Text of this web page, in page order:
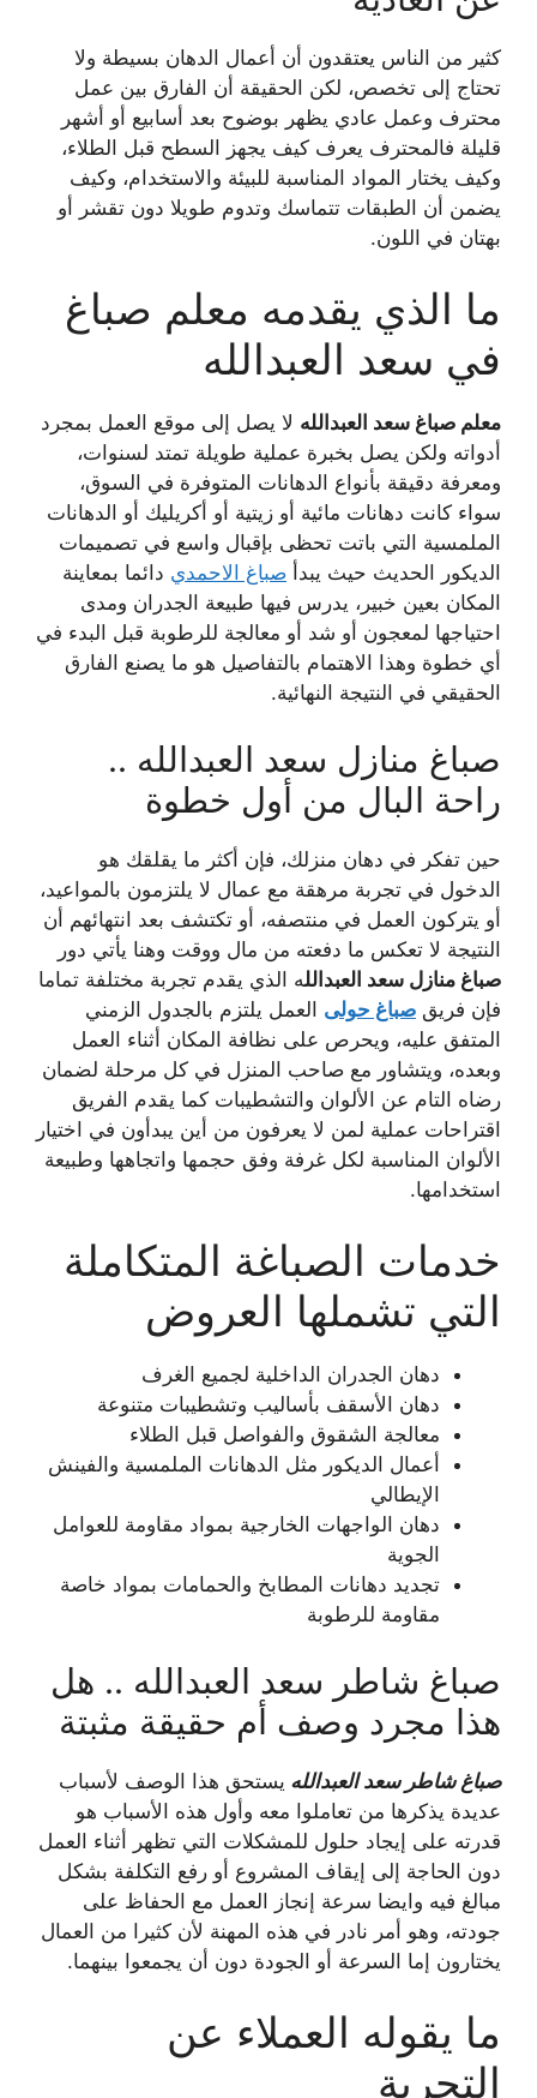
كثير من الناس يعتقدون أن أعمال الدهان بسيطة ولا
تحتاج إلى تخصص، لكن الحقيقة أن الفارق بين عمل
محترف وعمل عادي يظهر بوضوح بعد أسابيع أو أشهر
قليلة فالمحترف يعرف كيف يجهز السطح قبل الطلاء،
وكيف يختار المواد المناسبة للبيئة والاستخدام، وكيف
يضمن أن الطبقات تتماسك وتدوم طويلا دون تقشر أو
بهتان في اللون.
ما الذي يقدمه معلم صباغ
في سعد العبدالله
معلم صباغ سعد العبدالله لا يصل إلى موقع العمل بمجرد
أدواته ولكن يصل بخبرة عملية طويلة تمتد لسنوات،
ومعرفة دقيقة بأنواع الدهانات المتوفرة في السوق،
سواء كانت دهانات مائية أو زيتية أو أكريليك أو الدهانات
الملمسية التي باتت تحظى بإقبال واسع في تصميمات
الديكور الحديث حيث يبدأ صباغ الاحمدي دائما بمعاينة
المكان بعين خبير، يدرس فيها طبيعة الجدران ومدى
احتياجها لمعجون أو شد أو معالجة للرطوبة قبل البدء في
أي خطوة وهذا الاهتمام بالتفاصيل هو ما يصنع الفارق
الحقيقي في النتيجة النهائية.
صباغ منازل سعد العبدالله ..
راحة البال من أول خطوة
حين تفكر في دهان منزلك، فإن أكثر ما يقلقك هو
الدخول في تجربة مرهقة مع عمال لا يلتزمون بالمواعيد،
أو يتركون العمل في منتصفه، أو تكتشف بعد انتهائهم أن
النتيجة لا تعكس ما دفعته من مال ووقت وهنا يأتي دور
صباغ منازل سعد العبدالله الذي يقدم تجربة مختلفة تماما
فإن فريق صباغ حولى العمل يلتزم بالجدول الزمني
المتفق عليه، ويحرص على نظافة المكان أثناء العمل
وبعده، ويتشاور مع صاحب المنزل في كل مرحلة لضمان
رضاه التام عن الألوان والتشطيبات كما يقدم الفريق
اقتراحات عملية لمن لا يعرفون من أين يبدأون في اختيار
الألوان المناسبة لكل غرفة وفق حجمها واتجاهها وطبيعة
استخدامها.
خدمات الصباغة المتكاملة
التي تشملها العروض
دهان الجدران الداخلية لجميع الغرف
دهان الأسقف بأساليب وتشطيبات متنوعة
معالجة الشقوق والفواصل قبل الطلاء
أعمال الديكور مثل الدهانات الملمسية والفينش
الإيطالي
دهان الواجهات الخارجية بمواد مقاومة للعوامل
الجوية
تجديد دهانات المطابخ والحمامات بمواد خاصة
مقاومة للرطوبة
صباغ شاطر سعد العبدالله .. هل
هذا مجرد وصف أم حقيقة مثبتة
صباغ شاطر سعد العبدالله يستحق هذا الوصف لأسباب
عديدة يذكرها من تعاملوا معه وأول هذه الأسباب هو
قدرته على إيجاد حلول للمشكلات التي تظهر أثناء العمل
دون الحاجة إلى إيقاف المشروع أو رفع التكلفة بشكل
مبالغ فيه وايضا سرعة إنجاز العمل مع الحفاظ على
جودته، وهو أمر نادر في هذه المهنة لأن كثيرا من العمال
يختارون إما السرعة أو الجودة دون أن يجمعوا بينهما.
ما يقوله العملاء عن
التجربة